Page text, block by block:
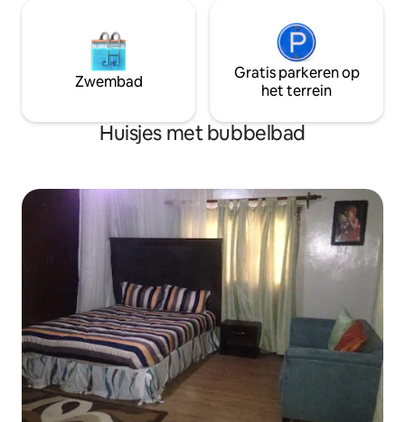
Zwembad
Gratis parkeren op
het terrein
Huisjes met bubbelbad